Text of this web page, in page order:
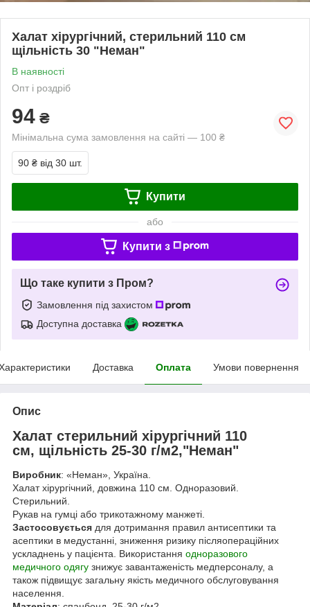
Халат хірургічний, стерильний 110 см
щільність 30 "Неман"
В наявності
Опт і роздріб
94 ₴
Мінімальна сума замовлення на сайті — 100 ₴
90 ₴ від 30 шт.
Купити
або
Купити з
Що таке купити з Пром?
Замовлення під захистом
Доступна доставка
Доставка Оплата Умови повернення
Опис
Халат стерильний хірургічний 110
см, щільність 25-30 г/м2,"Неман"
Виробник: «Неман», Україна.
Халат хірургічний, довжина 110 см. Одноразовий.
Стерильний.
Рукав на гумці або трикотажному манжеті.
Застосовується для дотримання правил антисептики та
асептики в медустанні, зниження ризику післяопераційних
ускладнень у пацієнта. Використання одноразового
медичного одягу знижує завантаженість медперсоналу, а
також підвищує загальну якість медичного обслуговування
населення.